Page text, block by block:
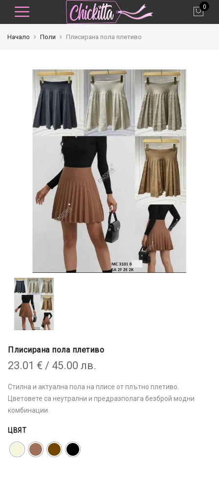
0
Начало Поли Плисирана пола плетиво
Плисирана пола плетиво
23.01 € / 45.00 лв.
Стилна и актуална пола на плисе от плътно плетиво.
Цветовете са неутрални и предразполага безброй модни
комбинации.
ЦВЯТ